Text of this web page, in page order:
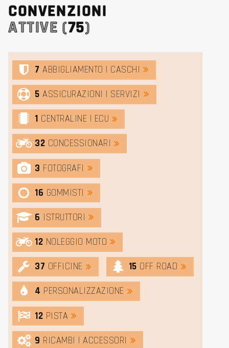
CONVENZIONI
ATTIVE (75)
7 ABBIGLIAMENTO | CASCHI
5 ASSICURAZIONI | SERVIZI
1 CENTRALINE | ECU
32 CONCESSIONARI
3 FOTOGRAFI
16 GOMMISTI
6 ISTRUTTORI
12 NOLEGGIO MOTO
37 OFFICINE 15 OFF ROAD
4 PERSONALIZZAZIONE
12 PISTA
9 RICAMBI | ACCESSORI